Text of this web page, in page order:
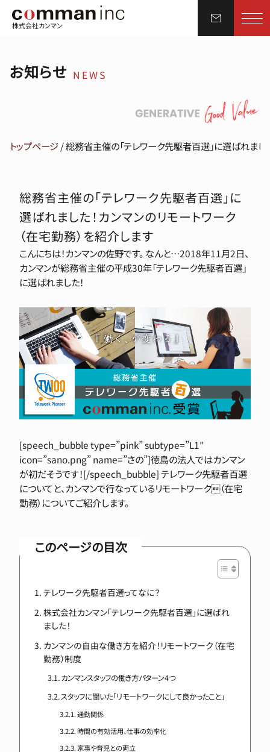
株式会社カンマン
お知らせ NEWS
トップページ/総務省主催の「テレワーク先駆者百選」に選ばれまし
総務省主催の「テレワーク先駆者百選」に
選ばれました！カンマンのリモートワーク
（在宅勤務）を紹介します
こんにちは！カンマンの佐野です。 なんと…2018年11月2日、
カンマンが総務省主催の平成30年「テレワーク先駆者百選」
に選ばれました！
[speech_bubble type=”pink” subtype=”L1″
icon=”sano.png” name=”さの”]徳島の法人ではカンマン
が初だそうです！[/speech_bubble] テレワーク先駆者百選
についてと、カンマンで行なっているリモートワーク（在宅
勤務）についてご紹介します。
このページの目次
テレワーク先駆者百選ってなに？
株式会社カンマン「テレワーク先駆者百選」に選ばれ
ました！
カンマンの自由な働き方を紹介！リモートワーク（在宅
勤務）制度
カンマンスタッフの働き方パターン4つ
スタッフに聞いた「リモートワークにして良かったこと」
通勤関係
時間の有効活用、仕事の効率化
家事や育児との両立